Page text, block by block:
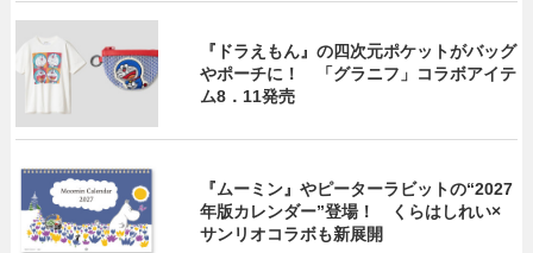
『ドラえもん』の四次元ポケットがバッグ
やポーチに！ 「グラニフ」コラボアイテ
ム8．11発売
『ムーミン』やピーターラビットの“2027
年版カレンダー”登場！ くらはしれい×
サンリオコラボも新展開